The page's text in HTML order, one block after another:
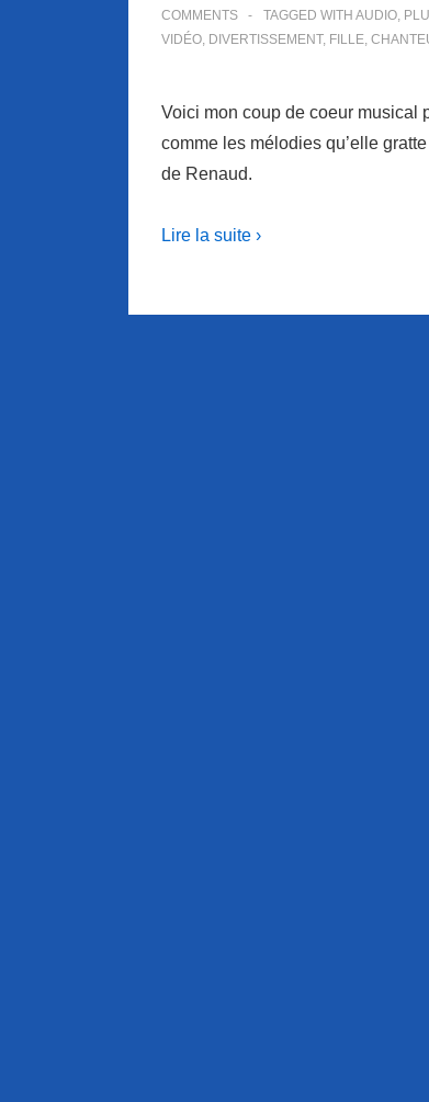
COMMENTS
TAGGED WITH AUDIO,
VIDÉO, DIVERTISSEMENT, FILLE,
Voici mon coup de coeur musical
comme les mélodies qu’elle
de Renaud.
Lire la suite ›